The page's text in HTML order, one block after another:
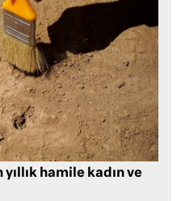
hamile kadın ve